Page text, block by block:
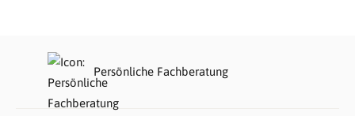
Persönliche Fachberatung